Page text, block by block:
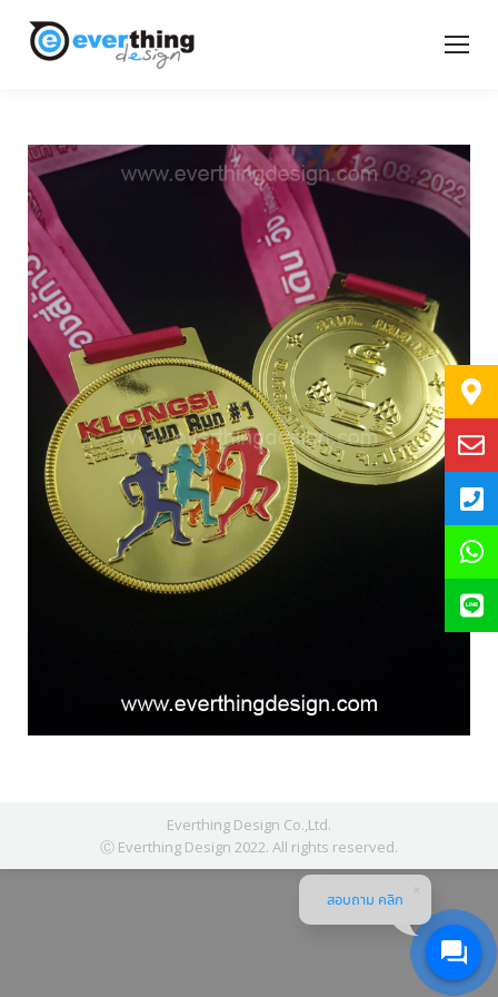
Everthing Design Co.,Ltd.
Ⓒ Everthing Design 2022. All rights reserved.
สอบถาม คลิก